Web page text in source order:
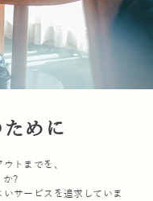
めに
トまでを、
か?
サービスを追求していま